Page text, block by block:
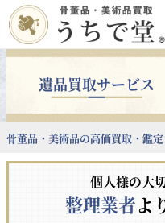
遺品買取サービス
骨董品・美術品の高価買取・鑑
個人様の大
整理業者よ